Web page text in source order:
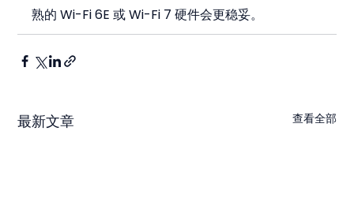
熟的 Wi-Fi 6E 或 Wi-Fi 7 硬件会更稳妥。
最新文章 查看全部